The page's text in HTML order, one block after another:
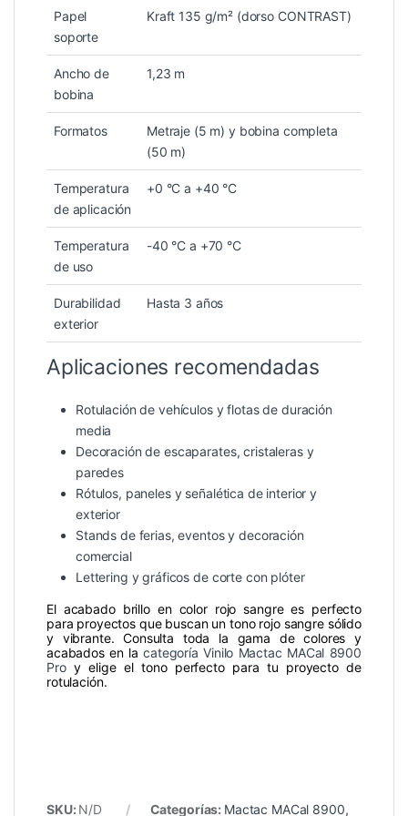
Papel
soporte
Kraft 135 g/m² (dorso CONTRAST)
Ancho de
bobina
1,23 m
Formatos
Metraje (5 m) y bobina completa
(50 m)
Temperatura
de aplicación
+0 °C a +40 °C
Temperatura
de uso
-40 °C a +70 °C
Durabilidad
exterior
Hasta 3 años
Aplicaciones recomendadas
Rotulación de vehículos y flotas de duración
media
Decoración de escaparates, cristaleras y
paredes
Rótulos, paneles y señalética de interior y
exterior
Stands de ferias, eventos y decoración
comercial
Lettering y gráficos de corte con plóter
El acabado brillo en color rojo sangre es perfecto
para proyectos que buscan un tono rojo sangre sólido
y vibrante. Consulta toda la gama de colores y
acabados en lacategoría Vinilo Mactac MACal 8900
Proy elige el tono perfecto para tu proyecto de
rotulación.
SKU: N/D Categorías: Mactac MACal 8900,